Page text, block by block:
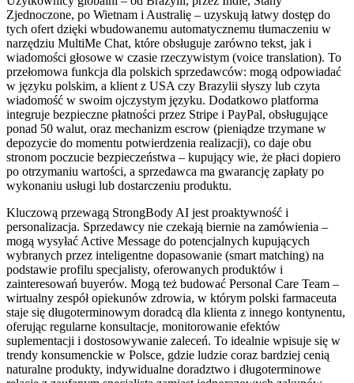
Zjednoczone, po Wietnam i Australię – uzyskują łatwy dostęp do
tych ofert dzięki wbudowanemu automatycznemu tłumaczeniu w
narzędziu MultiMe Chat, które obsługuje zarówno tekst, jak i
wiadomości głosowe w czasie rzeczywistym (voice translation). To
przełomowa funkcja dla polskich sprzedawców: mogą odpowiadać
w języku polskim, a klient z USA czy Brazylii słyszy lub czyta
wiadomość w swoim ojczystym języku. Dodatkowo platforma
integruje bezpieczne płatności przez Stripe i PayPal, obsługujące
ponad 50 walut, oraz mechanizm escrow (pieniądze trzymane w
depozycie do momentu potwierdzenia realizacji), co daje obu
stronom poczucie bezpieczeństwa – kupujący wie, że płaci dopiero
po otrzymaniu wartości, a sprzedawca ma gwarancję zapłaty po
wykonaniu usługi lub dostarczeniu produktu.
Kluczową przewagą StrongBody AI jest proaktywność i
personalizacja. Sprzedawcy nie czekają biernie na zamówienia –
mogą wysyłać Active Message do potencjalnych kupujących
wybranych przez inteligentne dopasowanie (smart matching) na
podstawie profilu specjalisty, oferowanych produktów i
zainteresowań buyerów. Mogą też budować Personal Care Team –
wirtualny zespół opiekunów zdrowia, w którym polski farmaceuta
staje się długoterminowym doradcą dla klienta z innego kontynentu,
oferując regularne konsultacje, monitorowanie efektów
suplementacji i dostosowywanie zaleceń. To idealnie wpisuje się w
trendy konsumenckie w Polsce, gdzie ludzie coraz bardziej cenią
naturalne produkty, indywidualne doradztwo i długoterminowe